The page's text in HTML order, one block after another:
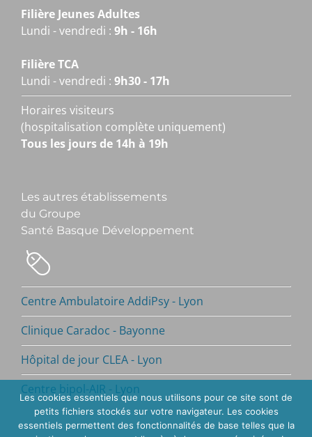
Filière Jeunes Adultes
Lundi - vendredi : 9h - 16h
Filière TCA
Lundi - vendredi : 9h30 - 17h
Horaires visiteurs
(hospitalisation complète uniquement)
Tous les jours de 14h à 19h
Les autres établissements
du Groupe
Santé Basque Développement
Centre Ambulatoire AddiPsy - Lyon
Clinique Caradoc - Bayonne
Hôpital de jour CLEA - Lyon
Centre bipol-AIR - Lyon
Les cookies essentiels que nous utilisons pour ce site sont de
petits fichiers stockés sur votre navigateur. Les cookies
essentiels permettent des fonctionnalités de base telles que la